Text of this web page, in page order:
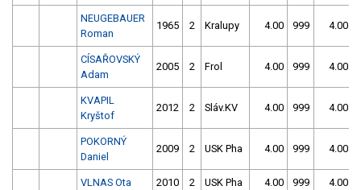
NEUGEBAUER
Roman
1965 2 Kralupy 4.00 999 4.00
CÍSAŘOVSKÝ
Adam
2005 2 Frol 4.00 999 4.00
KVAPIL
Kryštof
2012 2 Sláv.KV 4.00 999 4.00
POKORNÝ
Daniel
2009 2 USK Pha 4.00 999 4.00
VLNAS Ota 2010 2 USK Pha 4.00 999 4.00